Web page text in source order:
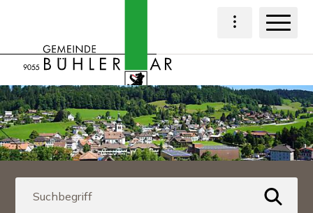
Navigieren in
suchen